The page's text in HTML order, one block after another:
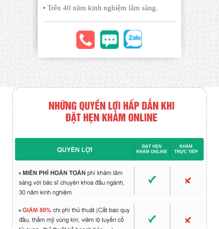
• Trên 40 năm kinh nghiệm lâm sàng.